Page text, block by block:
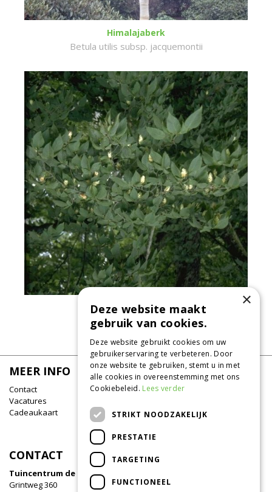
Himalajaberk
Betula utilis subsp. jacquemontii
Europese hopbeuk
Ostrya carpinifolia
MEER INFO
Contact
Vacatures
Cadeaukaart
CONTACT
Tuincentrum de Oude Tol
Grintweg 360
×
Deze website maakt
gebruik van cookies.
Deze website gebruikt cookies om uw
gebruikerservaring te verbeteren. Door
onze website te gebruiken, stemt u in met
alle cookies in overeenstemming met ons
Cookiebeleid. Lees verder
STRIKT NOODZAKELIJK
PRESTATIE
TARGETING
FUNCTIONEEL